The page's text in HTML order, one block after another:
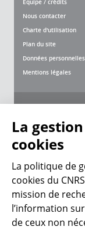
Équipe / crédits
Nous contacter
Charte d'utilisation
Plan du site
Données personnelles
Mentions légales
La
cookies
La politique de
cookies du
mission de
l’information
de ceux non